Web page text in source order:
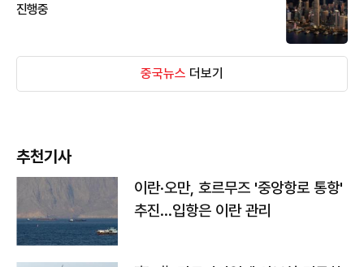
진행중
중국뉴스 더보기
추천기사
이란·오만, 호르무즈 '중앙항로 통항'
추진…입항은 이란 관리